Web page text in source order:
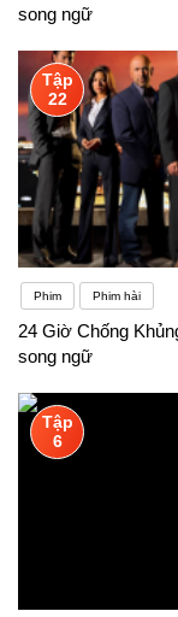
song ngữ
Tập
22
Phim Phim hài
24 Giờ Chống
song ngữ
Tập
6